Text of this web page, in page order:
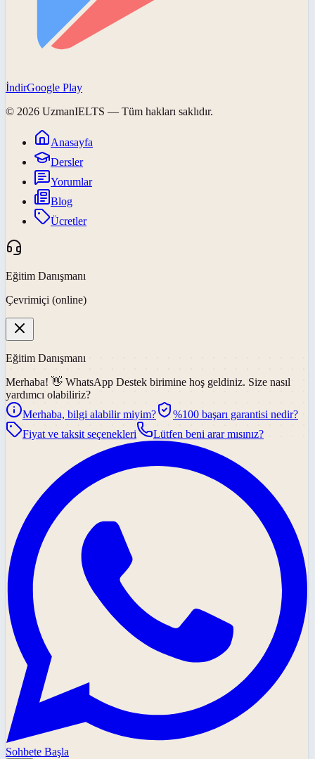
İndirGoogle Play
© 2026 UzmanIELTS — Tüm hakları saklıdır.
Anasayfa
Dersler
Yorumlar
Blog
Ücretler
Eğitim Danışmanı
Çevrimiçi (online)
Eğitim Danışmanı
Merhaba! 👋 WhatsApp Destek birimine hoş geldiniz. Size nasıl
yardımcı olabiliriz?
Merhaba, bilgi alabilir miyim?
%100 başarı garantisi nedir?
Fiyat ve taksit seçenekleri
Lütfen beni arar mısınız?
Sohbete Başla